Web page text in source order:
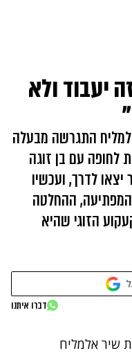
יעבוד ולא
התגרשה מבעלה
לחופה עם בן זוגה
לדרך, ועכשיו
ההחלטה
הזוגי שהיא
דברו איתנו
שיר אלמליח